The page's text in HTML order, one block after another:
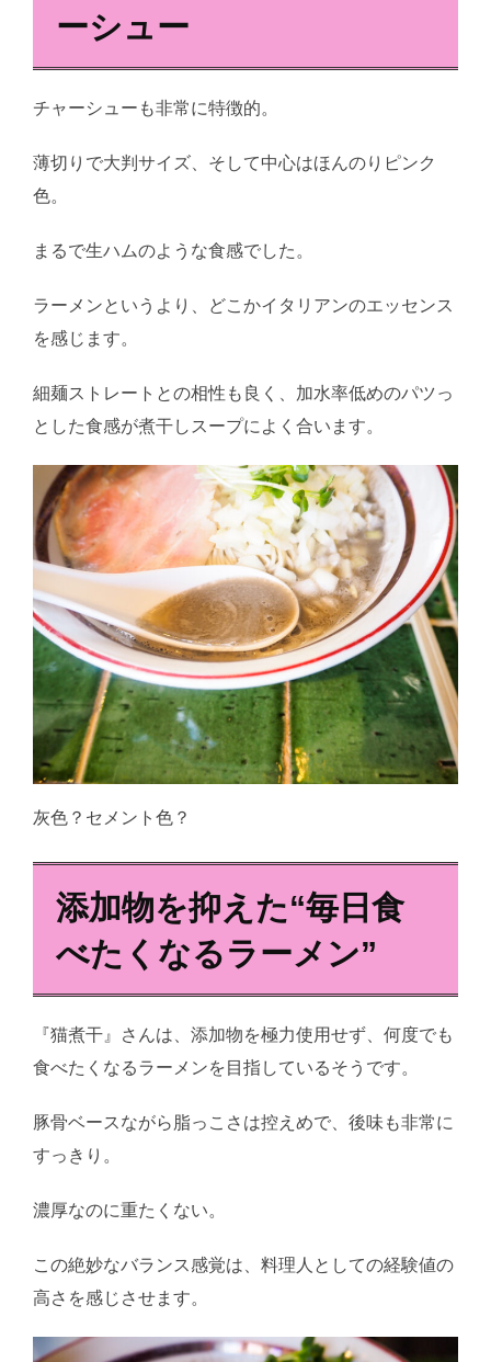
ーシュー
チャーシューも非常に特徴的。
薄切りで大判サイズ、そして中心はほんのりピンク
色。
まるで生ハムのような食感でした。
ラーメンというより、どこかイタリアンのエッセンス
を感じます。
細麺ストレートとの相性も良く、加水率低めのパツっ
とした食感が煮干しスープによく合います。
灰色？セメント色？
添加物を抑えた“毎日食
べたくなるラーメン”
『猫煮干』さんは、添加物を極力使用せず、何度でも
食べたくなるラーメンを目指しているそうです。
豚骨ベースながら脂っこさは控えめで、後味も非常に
すっきり。
濃厚なのに重たくない。
この絶妙なバランス感覚は、料理人としての経験値の
高さを感じさせます。